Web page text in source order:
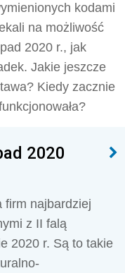
kodami
na możliwość
2020 r., jak
Jakie jeszcze
Kiedy zacznie
2020
firm najbardziej
z II falą
2020 r. Są to takie